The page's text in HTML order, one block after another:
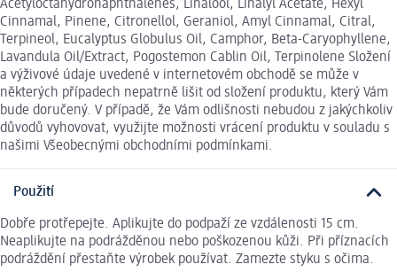
Acetyloctahydronaphthalenes, Linalool, Linalyl Acetate, Hexyl
Cinnamal, Pinene, Citronellol, Geraniol, Amyl Cinnamal, Citral,
Terpineol, Eucalyptus Globulus Oil, Camphor, Beta-Caryophyllene,
Lavandula Oil/Extract, Pogostemon Cablin Oil, Terpinolene Složení
a výživové údaje uvedené v internetovém obchodě se může v
některých případech nepatrně lišit od složení produktu, který Vám
bude doručený. V případě, že Vám odlišnosti nebudou z jakýchkoliv
důvodů vyhovovat, využijte možnosti vrácení produktu v souladu s
našimi Všeobecnými obchodními podmínkami.
Použití
Dobře protřepejte. Aplikujte do podpaží ze vzdálenosti 15 cm.
Neaplikujte na podrážděnou nebo poškozenou kůži. Při příznacích
podráždění přestaňte výrobek používat. Zamezte styku s očima.